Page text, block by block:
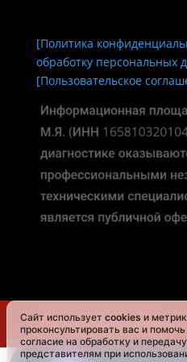
[Политика
обработку персональных
[Пользовательское
Ремонт турбин в Казани
Сайт использует cookies и
проконсультировать вас и
согласие на обработку и
представителям при